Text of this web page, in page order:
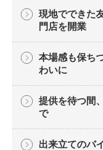
現地でできた
門店を開業
本場感も保ち
わいに
提供を待つ間
で
出来立てのバ